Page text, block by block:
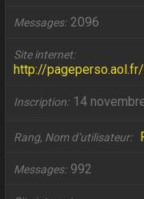
Messages 2096
Site internet
http://
Inscription 14
Rang, Nom d’utilisateur
Messages 992